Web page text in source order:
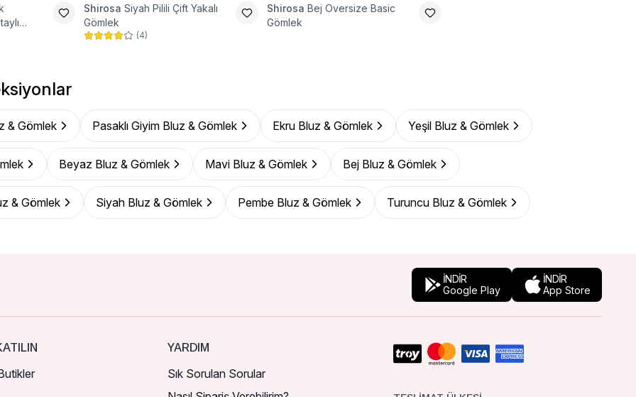
Shirosa Siyah Pilili Çift Yakalı
Gömlek
(4)
Shirosa Bej Oversize Basic
Gömlek
& Gömlek Pasaklı Giyim Bluz & Gömlek Ekru Bluz & Gömlek Yeşil Bluz & Gömlek
Beyaz Bluz & Gömlek Mavi Bluz & Gömlek Bej Bluz & Gömlek
& Gömlek Siyah Bluz & Gömlek Pembe Bluz & Gömlek Turuncu Bluz & Gömlek
İNDİR
Google Play
İNDİR
App Store
YARDIM
Sık Sorulan Sorular